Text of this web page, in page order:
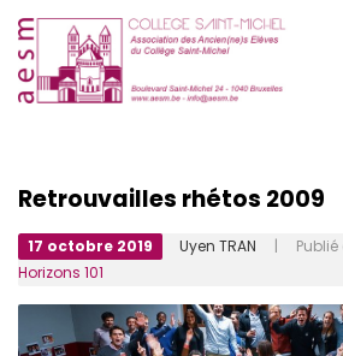
Retrouvailles rhétos 2009
17 octobre 2019 Uyen TRAN | Publié
Horizons 101